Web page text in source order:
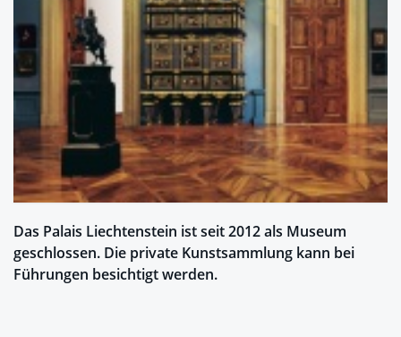
Das Palais Liechtenstein ist seit 2012 als Museum
geschlossen. Die private Kunstsammlung kann bei
Führungen besichtigt werden.